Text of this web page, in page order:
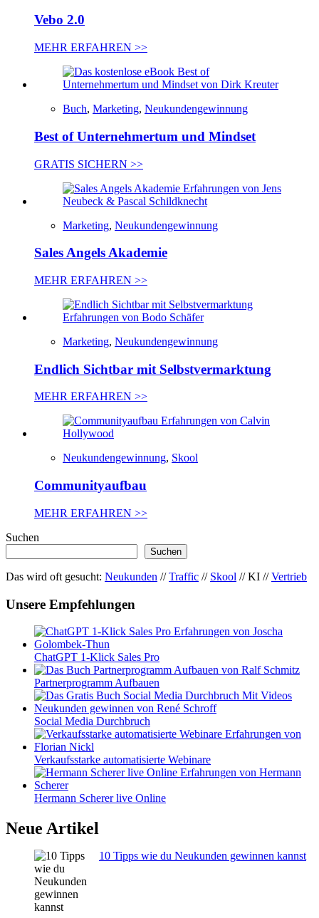
Vebo 2.0
MEHR ERFAHREN >>
Buch, Marketing, Neukundengewinnung
Best of Unternehmertum und Mindset
GRATIS SICHERN >>
Marketing, Neukundengewinnung
Sales Angels Akademie
MEHR ERFAHREN >>
Marketing, Neukundengewinnung
Endlich Sichtbar mit Selbstvermarktung
MEHR ERFAHREN >>
Neukundengewinnung, Skool
Communityaufbau
MEHR ERFAHREN >>
Suchen
Suchen
Das wird oft gesucht: Neukunden //Traffic // Skool // KI //Vertrieb
Unsere Empfehlungen
ChatGPT 1-Klick Sales Pro
Partnerprogramm Aufbauen
Social Media Durchbruch
Verkaufsstarke automatisierte Webinare
Hermann Scherer live Online
Neue Artikel
10 Tipps wie du Neukunden gewinnen kannst